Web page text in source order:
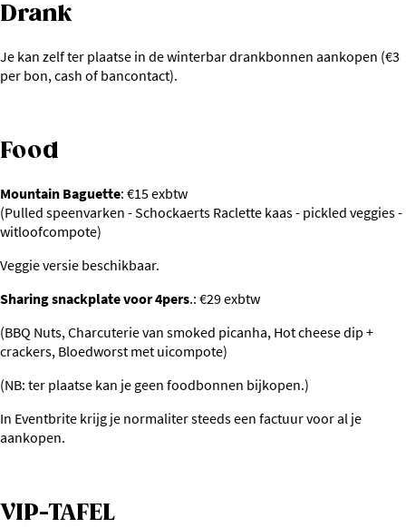
Drank
Je kan zelf ter plaatse in de winterbar drankbonnen aankopen (€3
per bon, cash of bancontact).
Food
Mountain Baguette: €15 exbtw
(Pulled speenvarken - Schockaerts Raclette kaas - pickled veggies -
witloofcompote)
Veggie versie beschikbaar.
Sharing snackplate voor 4pers.: €29 exbtw
(BBQ Nuts, Charcuterie van smoked picanha, Hot cheese dip +
crackers, Bloedworst met uicompote)
(NB: ter plaatse kan je geen foodbonnen bijkopen.)
In Eventbrite krijg je normaliter steeds een factuur voor al je
aankopen.
VIP-TAFEL